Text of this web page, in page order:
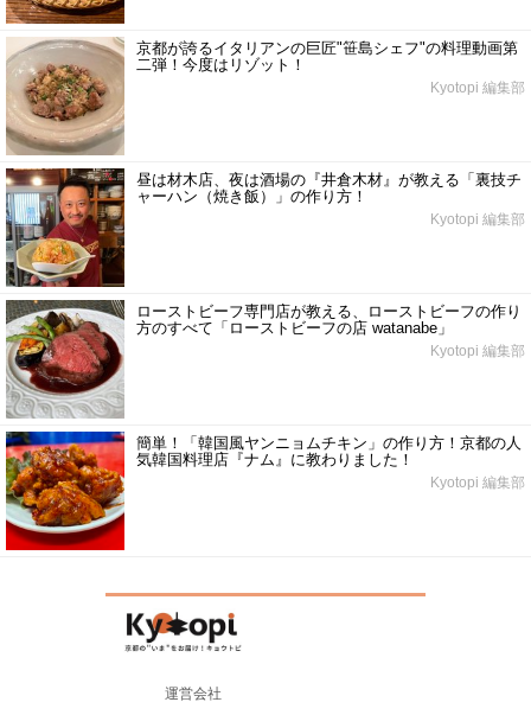
京都が誇るイタリアンの巨匠"笹島シェフ"の料理動画第
二弾！今度はリゾット！
Kyotopi 編集部
昼は材木店、夜は酒場の『井倉木材』が教える「裏技チ
ャーハン（焼き飯）」の作り方！
Kyotopi 編集部
ローストビーフ専門店が教える、ローストビーフの作り
方のすべて「ローストビーフの店 watanabe」
Kyotopi 編集部
簡単！「韓国風ヤンニョムチキン」の作り方！京都の人
気韓国料理店『ナム』に教わりました！
Kyotopi 編集部
運営会社